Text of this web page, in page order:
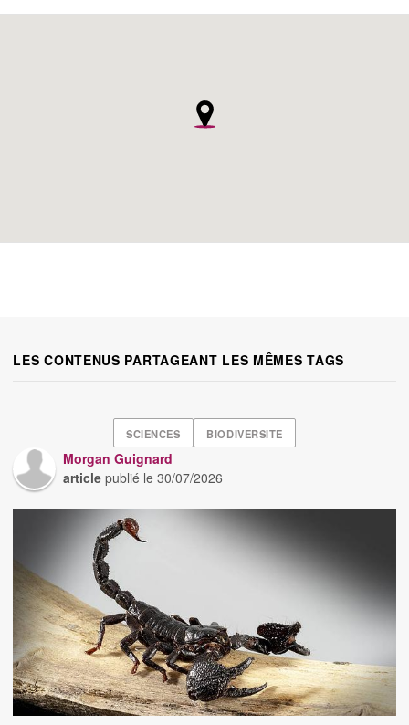
LES CONTENUS PARTAGEANT LES MÊMES TAGS
SCIENCES BIODIVERSITE
Morgan Guignard
article publié le30/07/2026